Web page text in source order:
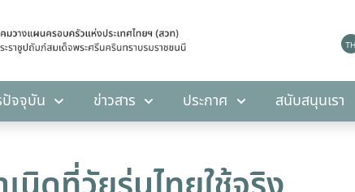
ปัจจุบัน ข่าวสาร ประกาศ สนับสนุนเรา
รงการปัจจุบัน สนับสนุนเรา